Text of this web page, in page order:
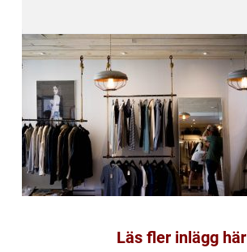
Läs fler inlägg här